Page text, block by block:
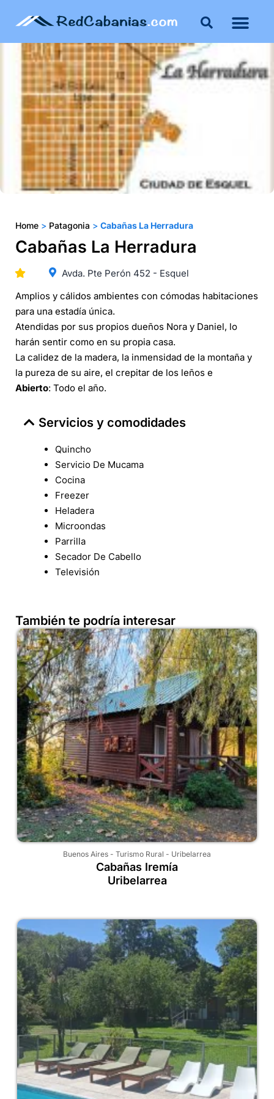
Home > Patagonia > Cabañas La Herradura
Cabañas La Herradura
Avda. Pte Perón 452 - Esquel
Amplios y cálidos ambientes con cómodas habitaciones
para una estadía única.
Atendidas por sus propios dueños Nora y Daniel, lo
harán sentir como en su propia casa.
La calidez de la madera, la inmensidad de la montaña y
la pureza de su aire, el crepitar de los leños e
Abierto: Todo el año.
Servicios y comodidades
Quincho
Servicio De Mucama
Cocina
Freezer
Heladera
Microondas
Parrilla
Secador De Cabello
Televisión
También te podría interesar
Buenos Aires - Turismo Rural - Uribelarrea
Cabañas Iremía
Uribelarrea